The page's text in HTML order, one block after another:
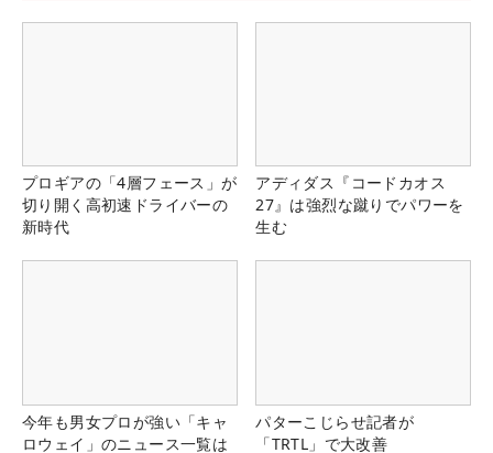
プロギアの「4層フェース」が
切り開く高初速ドライバーの
新時代
アディダス『コードカオス
27』は強烈な蹴りでパワーを
生む
今年も男女プロが強い「キャ
ロウェイ」のニュース一覧は
パターこじらせ記者が
「TRTL」で大改善